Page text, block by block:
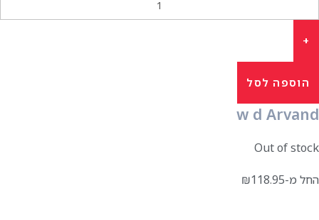
הוספה לסל
w d Arvand
Out of stock
החל מ- ₪118.95